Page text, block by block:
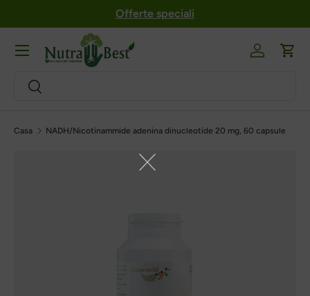
Salta al contenuto
Offerte speciali
Ricerca
Ricerca
Login
Menu
Casa NADH/Nicotinammide adenina dinucleotide 20 mg, 60 capsule